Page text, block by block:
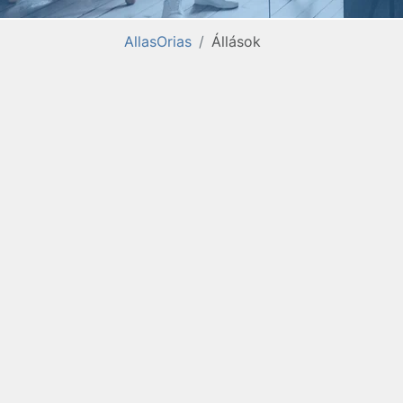
AllasOrias Állások